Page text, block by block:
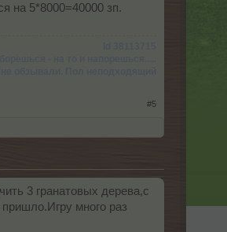
на 5*8000=40000 зп.
#5
3 гранатовых дерева,с
много раз